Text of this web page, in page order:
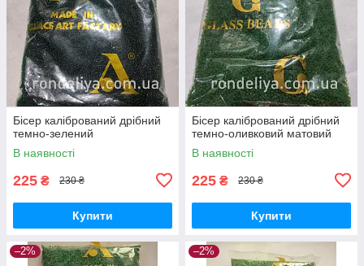
Бісер калібрований дрібний
темно-зелений
В наявності
225 ₴ 230 ₴
Купити
Бісер калібрований дрібний
темно-оливковий матовий
В наявності
225 ₴ 230 ₴
Купити
–2% –2%